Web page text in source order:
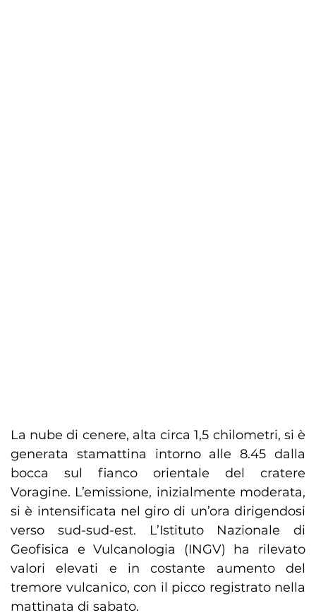
La nube di cenere, alta circa 1,5 chilometri, si è
generata stamattina intorno alle 8.45 dalla
bocca sul fianco orientale del cratere
Voragine. L’emissione, inizialmente moderata,
si è intensificata nel giro di un’ora dirigendosi
verso sud-sud-est. L’Istituto Nazionale di
Geofisica e Vulcanologia (INGV) ha rilevato
valori elevati e in costante aumento del
tremore vulcanico, con il picco registrato nella
mattinata di sabato.